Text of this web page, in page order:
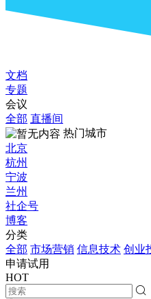
文档
专题
会议
全部 直播间
热门城市
北京
杭州
宁波
兰州
社企号
博客
分类
全部 市场营销 信息技术 创业
申请试用
HOT